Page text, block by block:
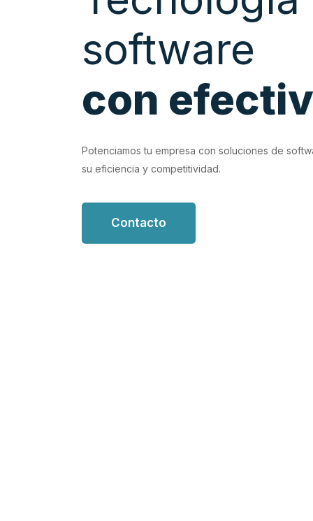
software
con
Potenciamos tu empresa con soluciones de
su eficiencia y competitividad.
Contacto
con soluciones de software personalizadas que
tus flujos de trabajo.